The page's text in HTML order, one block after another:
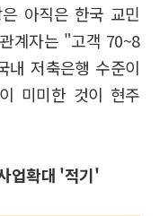
아직은 한국 교민
계자는 "고객 70~8
내 저축은행 수준이
미미한 것이 현주
업확대 '적기'